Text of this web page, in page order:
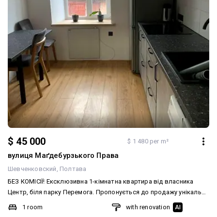
$ 45 000 $ 1 480 per m²
вулиця Маґдебурзького Права
Шевченковский Полтава
БЕЗ КОМІСІЇ! Ексклюзивна 1-кімнатна квартира від власника
Центр, біля парку Перемога. Пропонується до продажу унікальна
однокімнатна квартира в історичному центрі міста. Продаж
напряму від власника, жодних переплат за ріелторські послуги!
1 room
with renovation AI